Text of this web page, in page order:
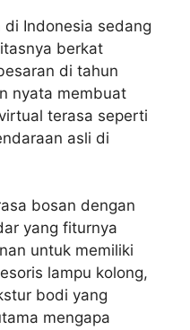
Indonesia sedang
berkat
di tahun
nyata membuat
terasa seperti
asli di
bosan dengan
yang fiturnya
untuk memiliki
lampu kolong,
bodi yang
mengapa